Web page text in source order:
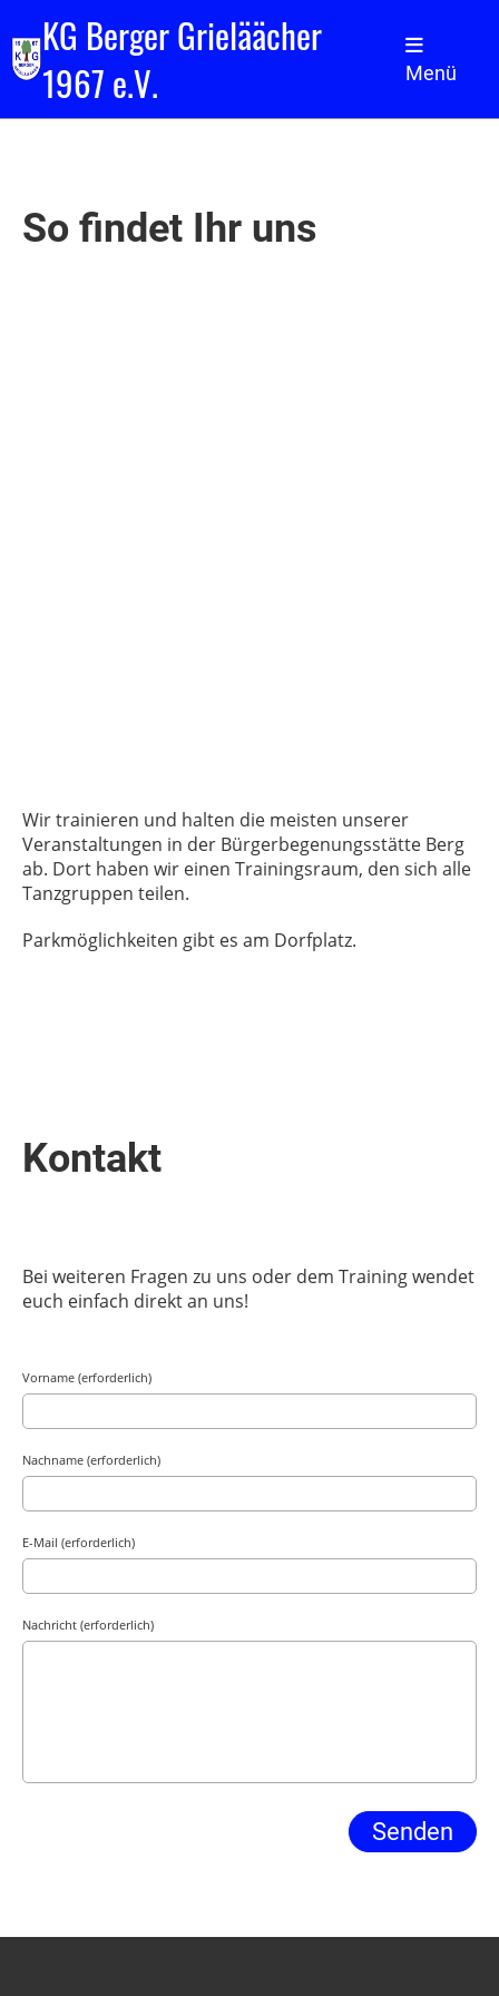
KG Berger Grieläächer
1967 e.V.
Menü
So findet Ihr uns
Wir trainieren und halten die meisten unserer
Veranstaltungen in der Bürgerbegenungsstätte Berg
ab. Dort haben wir einen Trainingsraum, den sich alle
Tanzgruppen teilen.
Parkmöglichkeiten gibt es am Dorfplatz.
Kontakt
Bei weiteren Fragen zu uns oder dem Training wendet
euch einfach direkt an uns!
Vorname (erforderlich)
Nachname (erforderlich)
E-Mail (erforderlich)
Nachricht (erforderlich)